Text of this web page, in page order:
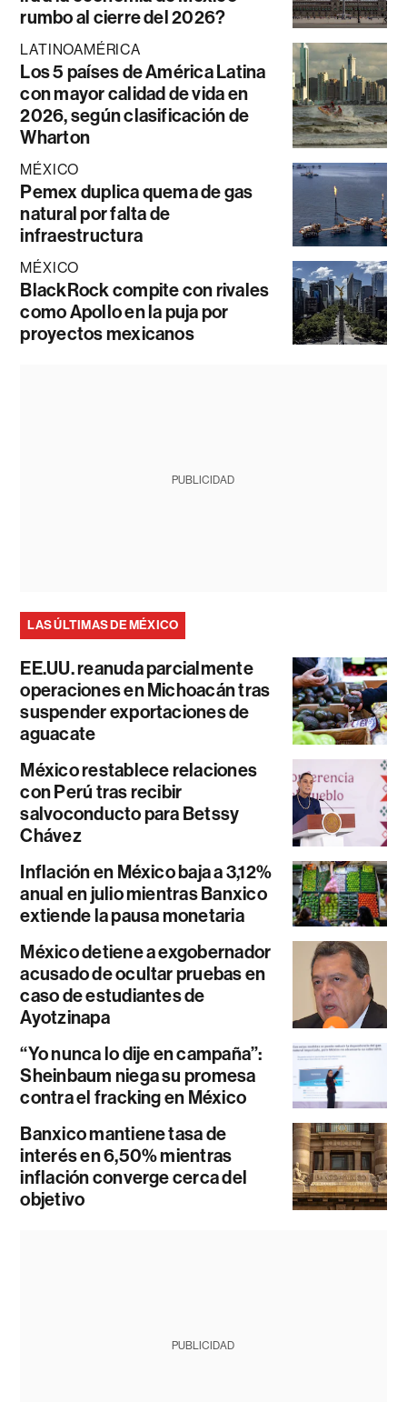
rumbo al cierre del 2026?
LATINOAMÉRICA
Los 5 países de América Latina
con mayor calidad de vida en
2026, según clasificación de
Wharton
MÉXICO
Pemex duplica quema de gas
natural por falta de
infraestructura
MÉXICO
BlackRock compite con rivales
como Apollo en la puja por
proyectos mexicanos
PUBLICIDAD
LAS ÚLTIMAS DE MÉXICO
EE.UU. reanuda parcialmente
operaciones en Michoacán tras
suspender exportaciones de
aguacate
México restablece relaciones
con Perú tras recibir
salvoconducto para Betssy
Chávez
Inflación en México baja a 3,12%
anual en julio mientras Banxico
extiende la pausa monetaria
México detiene a exgobernador
acusado de ocultar pruebas en
caso de estudiantes de
Ayotzinapa
“Yo nunca lo dije en campaña”:
Sheinbaum niega su promesa
contra el fracking en México
Banxico mantiene tasa de
interés en 6,50% mientras
inflación converge cerca del
objetivo
PUBLICIDAD